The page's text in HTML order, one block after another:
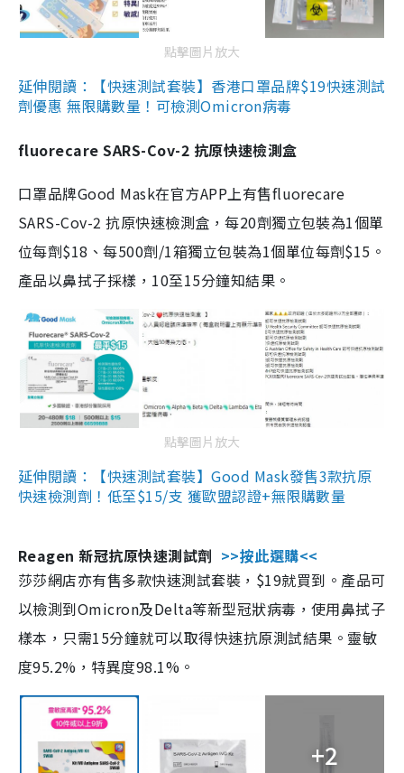
點擊圖片放大
延伸閱讀：【快速測試套裝】香港口罩品牌$19快速測試
劑優惠 無限購數量！可檢測Omicron病毒
fluorecare SARS-Cov-2 抗原快速檢測盒
口罩品牌Good Mask在官方APP上有售fluorecare
SARS-Cov-2 抗原快速檢測盒，每20劑獨立包裝為1個單
位每劑$18、每500劑/1箱獨立包裝為1個單位每劑$15。
產品以鼻拭子採樣，10至15分鐘知結果。
點擊圖片放大
延伸閱讀：【快速測試套裝】Good Mask發售3款抗原
快速檢測劑！低至$15/支 獲歐盟認證+無限購數量
Reagen 新冠抗原快速測試劑 >>按此選購<<
莎莎網店亦有售多款快速測試套裝，$19就買到。產品可
以檢測到Omicron及Delta等新型冠狀病毒，使用鼻拭子
樣本，只需15分鐘就可以取得快速抗原測試結果。靈敏
度95.2%，特異度98.1%。
+2